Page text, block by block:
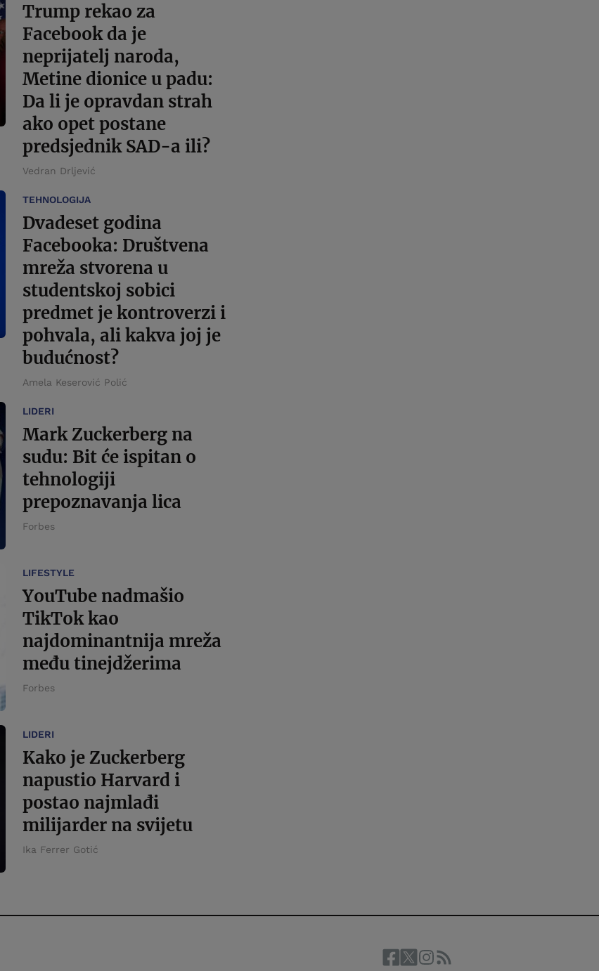
Trump rekao za
Facebook da je
neprijatelj naroda,
Metine dionice u padu:
Da li je opravdan strah
ako opet postane
predsjednik SAD-a ili?
Vedran Drljević
TEHNOLOGIJA
Dvadeset godina
Facebooka: Društvena
mreža stvorena u
studentskoj sobici
predmet je kontroverzi i
pohvala, ali kakva joj je
budućnost?
Amela Keserović Polić
LIDERI
Mark Zuckerberg na
sudu: Bit će ispitan o
tehnologiji
prepoznavanja lica
Forbes
LIFESTYLE
YouTube nadmašio
TikTok kao
najdominantnija mreža
među tinejdžerima
Forbes
LIDERI
Kako je Zuckerberg
napustio Harvard i
postao najmlađi
milijarder na svijetu
Ika Ferrer Gotić